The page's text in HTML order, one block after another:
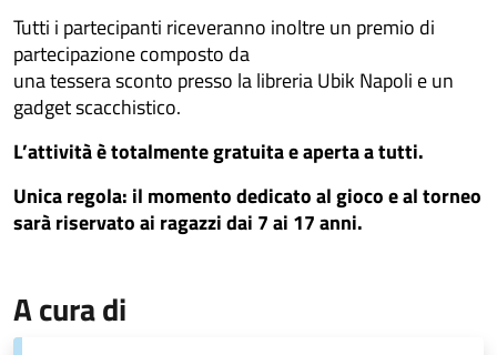
Tutti i partecipanti riceveranno inoltre un premio di
partecipazione composto da
una tessera sconto presso la libreria Ubik Napoli e un
gadget scacchistico.
L’attività è totalmente gratuita e aperta a tutti.
Unica regola: il momento dedicato al gioco e al torneo
sarà riservato ai ragazzi dai 7 ai 17 anni.
A cura di